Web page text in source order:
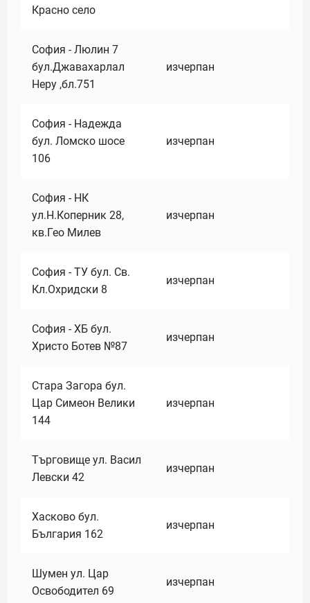
Красно село
София - Люлин 7
бул.Джавахарлал
Неру ,бл.751
изчерпан
София - Надежда
бул. Ломско шосе
106
изчерпан
София - НК
ул.Н.Коперник 28,
кв.Гео Милев
изчерпан
София - ТУ бул. Св.
Кл.Охридски 8
изчерпан
София - ХБ бул.
Христо Ботев №87
изчерпан
Стара Загора бул.
Цар Симеон Велики
144
изчерпан
Търговище ул. Васил
Левски 42
изчерпан
Хасково бул.
България 162
изчерпан
Шумен ул. Цар
Освободител 69
изчерпан